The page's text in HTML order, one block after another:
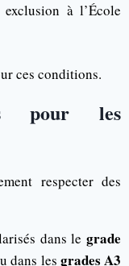
à l’École
ces conditions.
pour les
respecter des
dans le grade
dans les grades A3